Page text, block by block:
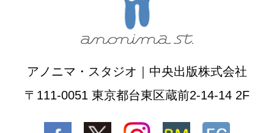
アノニマ・スタジオ｜中央出版株式会社
〒111-0051 東京都台東区蔵前2-14-14 2F